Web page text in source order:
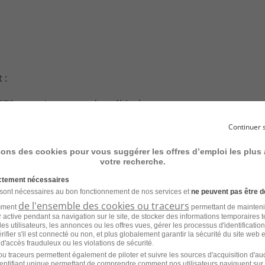
:
en maintenance des véhicules
générale, hydraulique, pneumatique et électricité
électronique
documentation technique
liées à l'entretien des véhicules industriels
Continuer
des cookies pour vous suggérer les offres d’emploi les plus
votre recherche.
nécessaires
nécessaires au bon fonctionnement de nos services etne peuvent pas être
de l'ensemble des cookies ou traceurs permettant de
active pendant sa navigation sur le site, de stocker des informations temporaires
utilisateurs, les annonces ou les offres vues, gérer les processus
s'il est connecté ou non, et plus globalement garantir la sécurité du site web
d'accès frauduleux ou les violations de sécurité.
traceurs permettent également de piloter et suivre les sources d'acquisition